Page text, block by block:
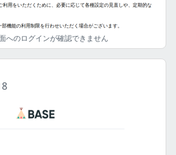
へのログインが確認できません